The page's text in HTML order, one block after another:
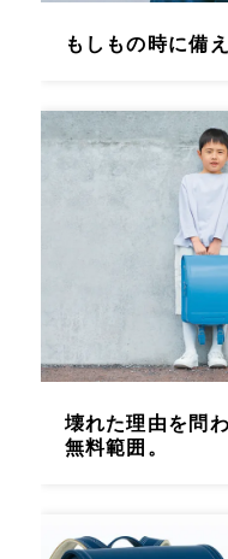
もしもの時に備
壊れた理由を問
無料範囲。